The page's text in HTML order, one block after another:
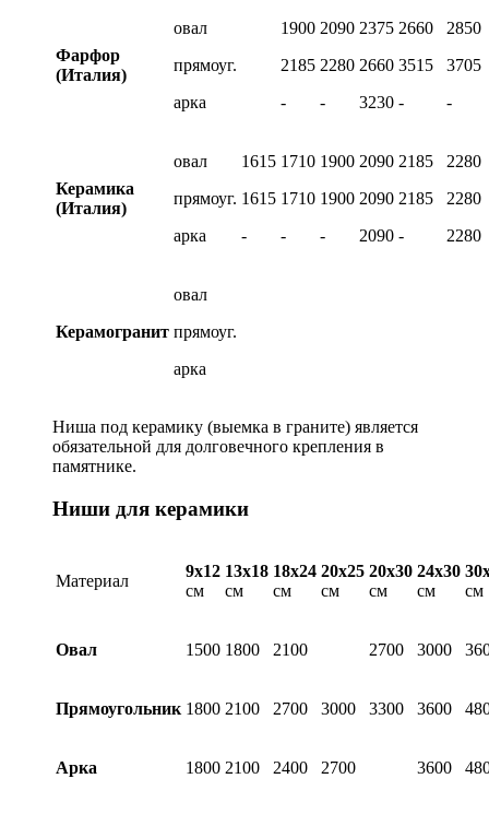
Фарфор
(Италия)
овал
прямоуг.
арка
1900
2185
-
2090
2280
-
2375
2660
3230
2660
3515
-
2850
3705
-
Керамика
(Италия)
овал
прямоуг.
арка
1615
1615
-
1710
1710
-
1900
1900
-
2090
2090
2090
2185
2185
-
2280
2280
2280
Керамогранит
овал
прямоуг.
арка
Ниша под керамику (выемка в граните) является
обязательной для долговечного крепления в
памятнике.
Ниши для керамики
Материал
9х12
см
13х18
см
18х24
см
20х25
см
20х30
см
24х30
см
см
Овал 1500 1800 2100 2700 3000
Прямоугольник 1800 2100 2700 3000 3300 3600
Арка 1800 2100 2400 2700 3600